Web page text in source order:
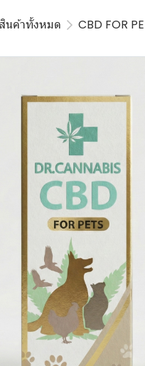
สินค้าทั้งหมด CBD FOR